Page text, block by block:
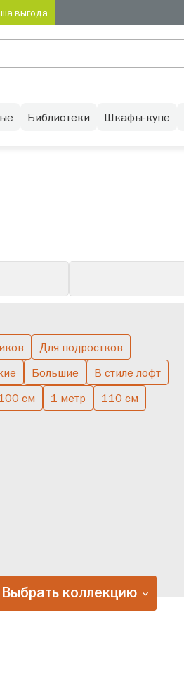
выгода
Библиотеки Шкафы-купе
Для подростков
Большие
В стиле лофт
см 1 метр
110 см
Выбрать коллекцию